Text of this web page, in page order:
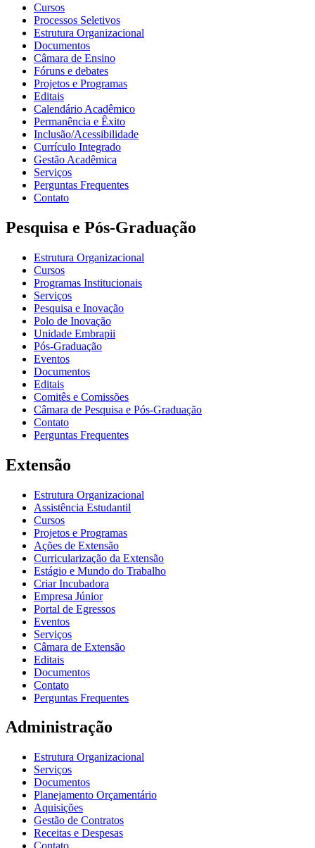
Cursos
Processos Seletivos
Estrutura Organizacional
Documentos
Câmara de Ensino
Fóruns e debates
Projetos e Programas
Editais
Calendário Acadêmico
Permanência e Êxito
Inclusão/Acessibilidade
Currículo Integrado
Gestão Acadêmica
Serviços
Perguntas Frequentes
Contato
Pesquisa e Pós-Graduação
Estrutura Organizacional
Cursos
Programas Institucionais
Serviços
Pesquisa e Inovação
Polo de Inovação
Unidade Embrapii
Pós-Graduação
Eventos
Documentos
Editais
Comitês e Comissões
Câmara de Pesquisa e Pós-Graduação
Contato
Perguntas Frequentes
Extensão
Estrutura Organizacional
Assistência Estudantil
Cursos
Projetos e Programas
Ações de Extensão
Curricularização da Extensão
Estágio e Mundo do Trabalho
Criar Incubadora
Empresa Júnior
Portal de Egressos
Eventos
Serviços
Câmara de Extensão
Editais
Documentos
Contato
Perguntas Frequentes
Administração
Estrutura Organizacional
Serviços
Documentos
Planejamento Orçamentário
Aquisições
Gestão de Contratos
Receitas e Despesas